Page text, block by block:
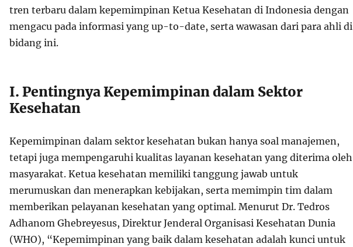
tren terbaru dalam kepemimpinan Ketua Kesehatan di Indonesia dengan
mengacu pada informasi yang up-to-date, serta wawasan dari para ahli di
bidang ini.
I. Pentingnya Kepemimpinan dalam Sektor
Kesehatan
Kepemimpinan dalam sektor kesehatan bukan hanya soal manajemen,
tetapi juga mempengaruhi kualitas layanan kesehatan yang diterima oleh
masyarakat. Ketua kesehatan memiliki tanggung jawab untuk
merumuskan dan menerapkan kebijakan, serta memimpin tim dalam
memberikan pelayanan kesehatan yang optimal. Menurut Dr. Tedros
Adhanom Ghebreyesus, Direktur Jenderal Organisasi Kesehatan Dunia
(WHO), “Kepemimpinan yang baik dalam kesehatan adalah kunci untuk